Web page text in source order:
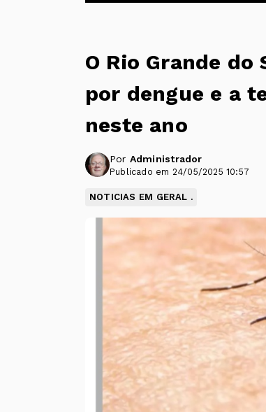
O Rio Grande
por dengue e a
neste ano
Por Administrador
Publicado em 24/05/2025 10:57
NOTICIAS EM GERAL .